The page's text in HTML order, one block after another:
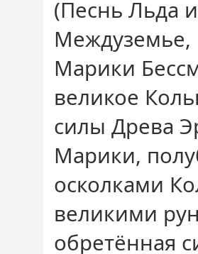
(Песнь Льда
Междуземье,
Марики
великое
силы Древа
Марики,
осколками
великими
обретённая